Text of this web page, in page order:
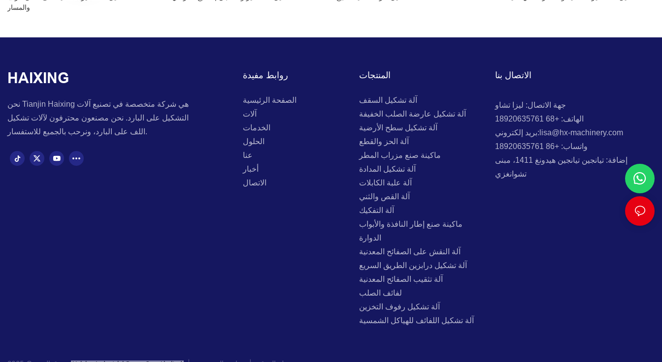
والمسار
HAIXING
نحن Tianjin Haixing هي شركة متخصصة في تصنيع آلات
التشكيل على البارد. نحن مصنعون محترفون لآلات تشكيل
اللف على البارد، ونرحب بالجميع للاستفسار.
روابط مفيدة
الصفحة الرئيسية
آلات
الخدمات
الحلول
عنا
أخبار
الاتصال
المنتجات
آلة تشكيل السقف
آلة تشكيل عارضة الصلب الخفيفة
آلة تشكيل سطح الأرضية
آلة الحز والقطع
ماكينة صنع مزراب المطر
آلة تشكيل المدادة
آلة علبة الكابلات
آلة القص والثني
آلة التفكيك
ماكينة صنع إطار النافذة والأبواب
الدوارة
آلة النقش على الصفائح المعدنية
آلة تشكيل درابزين الطريق السريع
آلة تثقيب الصفائح المعدنية
لفائف الصلب
آلة تشكيل رفوف التخزين
آلة تشكيل اللفائف للهياكل الشمسية
الاتصال بنا
جهة الاتصال: ليزا تشاو
الهاتف: +68 18920635761
بريد إلكتروني:lisa@hx-machinery.com
واتساب: +86 18920635761
إضافة: تيانجين تيانجين هيدونغ 1411، مبنى
تشوانغزي